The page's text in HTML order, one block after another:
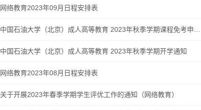
网络教育2023年09月日程安排表
中国石油大学（北京）成人高等教育 2023年秋季学期课程免考申…
中国石油大学（北京）成人高等教育 2023年秋季学期开学通知
网络教育2023年08月日程安排表
关于开展2023年春季学期学生评优工作的通知（网络教育）